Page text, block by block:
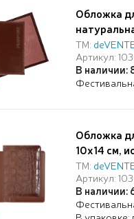
Обложка
ПВХ
карты,
ТМ:
Артикул:
В наличии:
Обложка
10x14 см,
поролон,
в
коричневая
ТМ:
Артикул:
В наличии: